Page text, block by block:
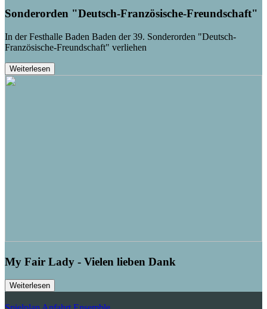
Sonderorden "Deutsch-Französische-Freundschaft"
In der Festhalle Baden Baden der 39. Sonderorden "Deutsch-
Französische-Freundschaft" verliehen
Weiterlesen
My Fair Lady - Vielen lieben Dank
Weiterlesen